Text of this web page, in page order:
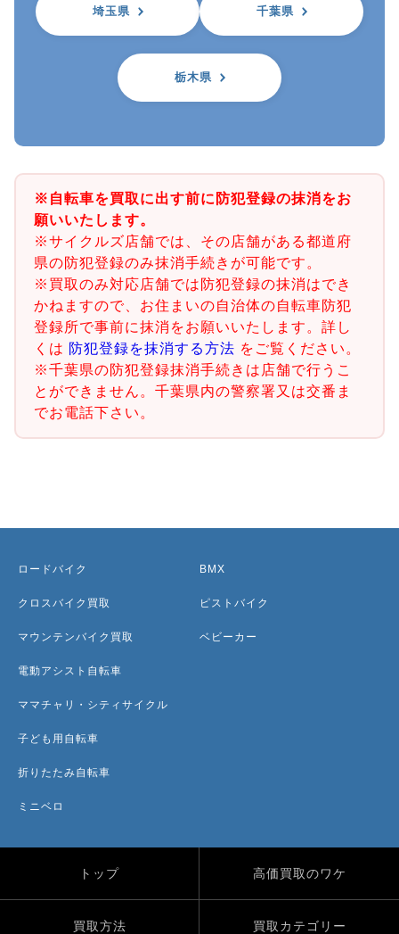
埼玉県 千葉県
栃木県
※自転車を買取に出す前に防犯登録の抹消をお
願いいたします。
※サイクルズ店舗では、その店舗がある都道府
県の防犯登録のみ抹消手続きが可能です。
※買取のみ対応店舗では防犯登録の抹消はでき
かねますので、お住まいの自治体の自転車防犯
登録所で事前に抹消をお願いいたします。詳し
くは 防犯登録を抹消する方法 をご覧ください。
※千葉県の防犯登録抹消手続きは店舗で行うこ
とができません。千葉県内の警察署又は交番ま
でお電話下さい。
ロードバイク
クロスバイク買取
マウンテンバイク買取
電動アシスト自転車
ママチャリ・シティサイクル
子ども用自転車
折りたたみ自転車
ミニベロ
BMX
ピストバイク
ベビーカー
トップ 高価買取のワケ
買取方法 買取カテゴリー